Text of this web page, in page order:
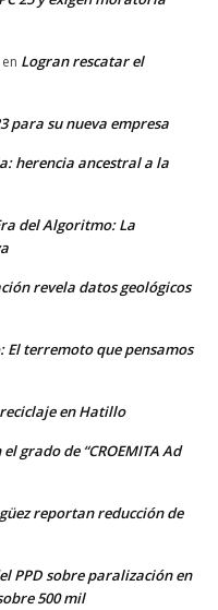
en Logran rescatar el
para su nueva empresa
herencia ancestral a la
del Algoritmo: La
revela datos geológicos
El terremoto que pensamos
en Hatillo
grado de “CROEMITA Ad
reportan reducción de
PPD sobre paralización en
500 mil